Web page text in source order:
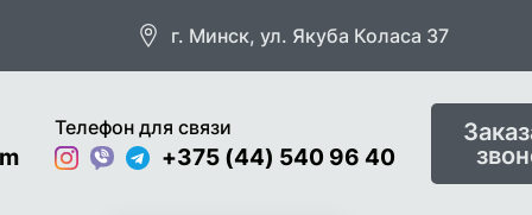
г. Минск, ул. Якуба Коласа 37
Телефон для связи
Instagram
ViberTelegram
+375 (44) 540 96 40